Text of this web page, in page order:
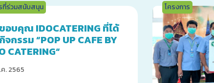
ที่ร่วมสนับสนุน
อบคุณ IDOCATERING ที่ได้
จกรรม “POP UP CAFE BY
CATERING“
ค. 2565
โครงการ